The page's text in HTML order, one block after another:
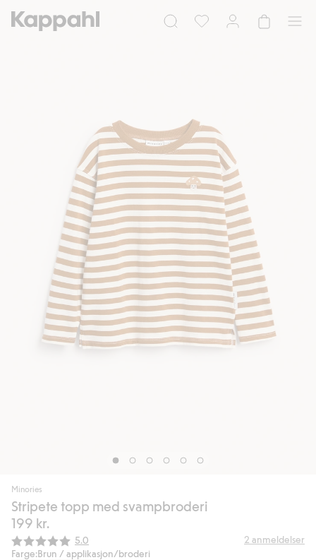
Minories
Stripete topp med svampbroderi
199 kr.
Gjennomsnittskarakter:
5.0 2 anmeldelser
Farge:Brun / applikasjon/broderi